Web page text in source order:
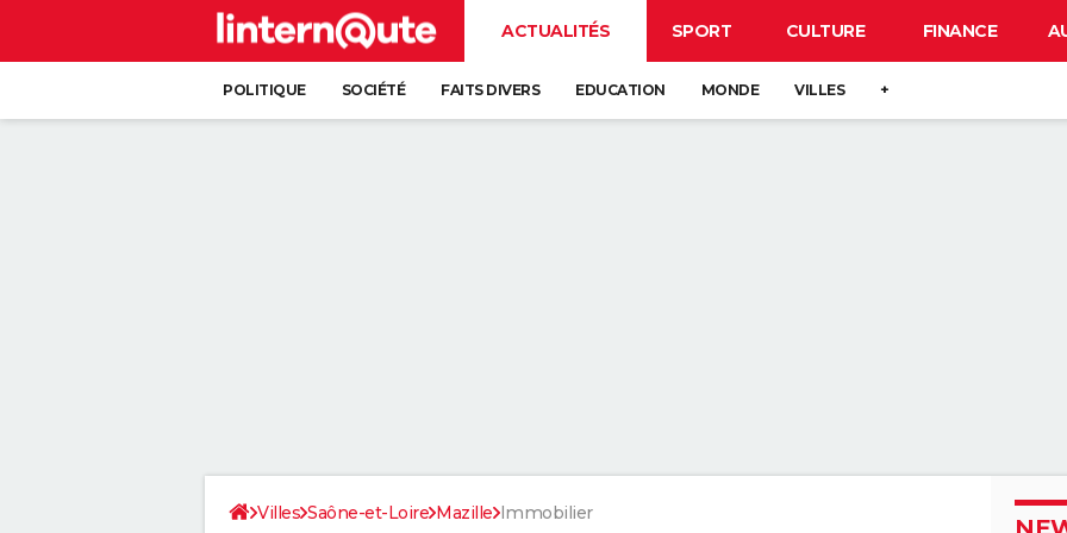
ACTUALITÉS SPORT CULTURE FINANCE
POLITIQUE SOCIÉTÉ FAITS DIVERS EDUCATION MONDE VILLES +
Villes Saône-et-Loire Mazille Immobilier